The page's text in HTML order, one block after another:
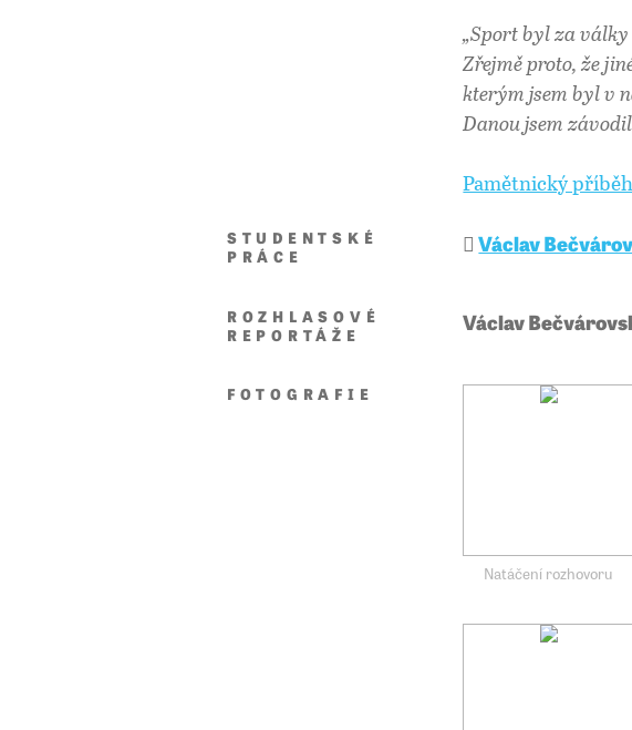
„Sport byl za
Zřejmě proto, že
kterým jsem byl v
Danou jsem
Pamětnický
STUDENTSKÉ
PRÁCE
Václav
ROZHLASOVÉ
REPORTÁŽE
Václav
FOTOGRAFIE
Natáčení rozhovoru